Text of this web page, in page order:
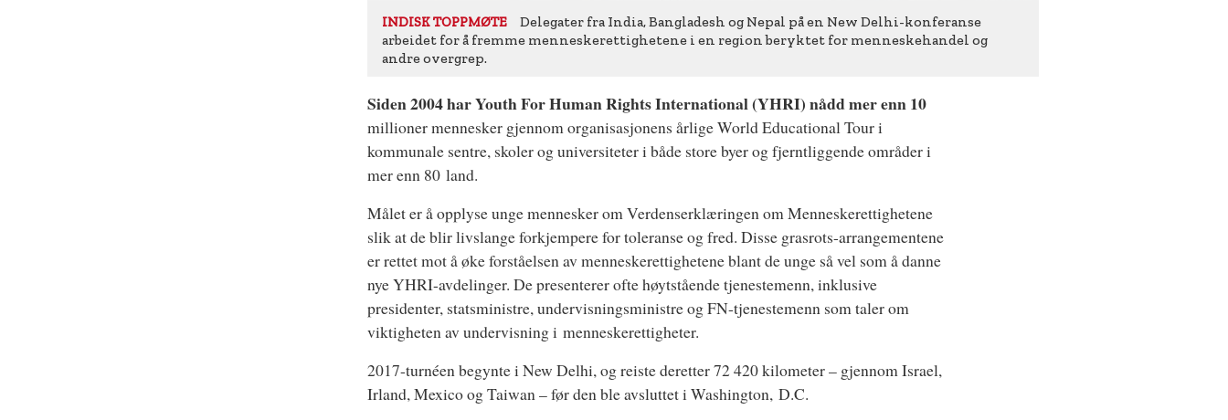
INDISK TOPPMØTE
Delegater fra India, Bangladesh og Nepal på en New Delhi-konferanse
arbeidet for å fremme menneskerettighetene i en region beryktet for menneskehandel og
andre overgrep.
Siden 2004 har Youth For Human Rights International (YHRI) nådd mer enn 10
millioner mennesker gjennom organisasjonens årlige World Educational Tour i
kommunale sentre, skoler og universiteter i både store byer og fjerntliggende områder i
mer enn 80 land.
Målet er å opplyse unge mennesker om Verdenserklæringen om Menneskerettighetene
slik at de blir livslange forkjempere for toleranse og fred. Disse grasrots-arrangementene
er rettet mot å øke forståelsen av menneskerettighetene blant de unge så vel som å danne
nye YHRI-avdelinger. De presenterer ofte høytstående tjenestemenn, inklusive
presidenter, statsministre, undervisningsministre og FN-tjenestemenn som taler om
viktigheten av undervisning i menneskerettigheter.
2017-turnéen begynte i New Delhi, og reiste deretter 72 420 kilometer – gjennom Israel,
Irland, Mexico og Taiwan – før den ble avsluttet i Washington, D.C.